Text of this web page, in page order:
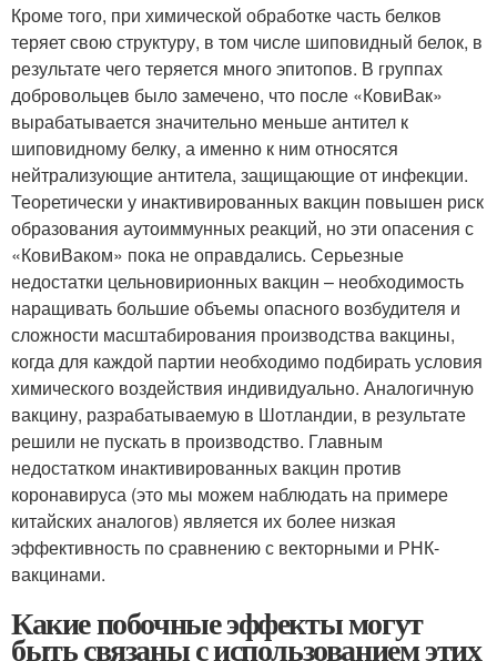
Кроме того, при химической обработке часть белков
теряет свою структуру, в том числе шиповидный белок, в
результате чего теряется много эпитопов. В группах
добровольцев было замечено, что после «КовиВак»
вырабатывается значительно меньше антител к
шиповидному белку, а именно к ним относятся
нейтрализующие антитела, защищающие от инфекции.
Теоретически у инактивированных вакцин повышен риск
образования аутоиммунных реакций, но эти опасения с
«КовиВаком» пока не оправдались. Серьезные
недостатки цельновирионных вакцин – необходимость
наращивать большие объемы опасного возбудителя и
сложности масштабирования производства вакцины,
когда для каждой партии необходимо подбирать условия
химического воздействия индивидуально. Аналогичную
вакцину, разрабатываемую в Шотландии, в результате
решили не пускать в производство. Главным
недостатком инактивированных вакцин против
коронавируса (это мы можем наблюдать на примере
китайских аналогов) является их более низкая
эффективность по сравнению с векторными и РНК-
вакцинами.
Какие побочные эффекты могут
быть связаны с использованием этих